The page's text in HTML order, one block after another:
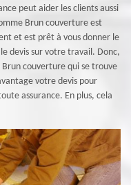
peut aider les clients aussi
Brun couverture est
et est prêt à vous donner le
devis sur votre travail. Donc,
couverture qui se trouve
votre devis pour
assurance. En plus, cela